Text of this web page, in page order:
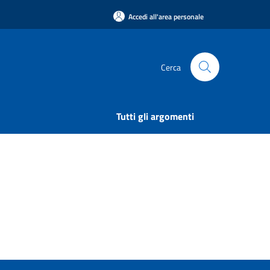
Accedi all'area personale
Cerca
Tutti gli argomenti